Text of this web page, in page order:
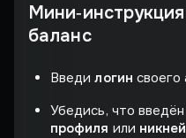
баланс
Введилогин своего
Убедись, что введён
профиля или